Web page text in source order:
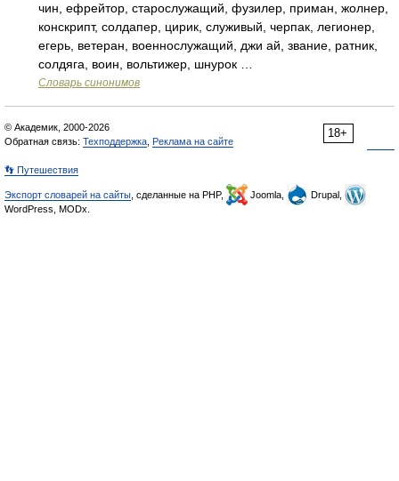
чин, ефрейтор, старослужащий, фузилер, приман, жолнер,
конскрипт, солдапер, цирик, служивый, черпак, легионер,
егерь, ветеран, военнослужащий, джи ай, звание, ратник,
солдяга, воин, вольтижер, шнурок …
Словарь синонимов
18+
© Академик, 2000-2026
Обратная связь: Техподдержка Реклама на сайте
👣 Путешествия
Экспорт словарей на сайты , сделанные на PHP, Joomla,
Drupal,
WordPress, MODx.